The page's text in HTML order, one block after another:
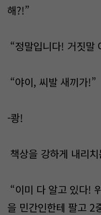
해?!”
“정말입니다! 거짓말
“야이, 씨발 새끼가!”
-쾅!
책상을 강하게 내리
“이미 다 알고 있다!
을 민간인한테 팔고 2